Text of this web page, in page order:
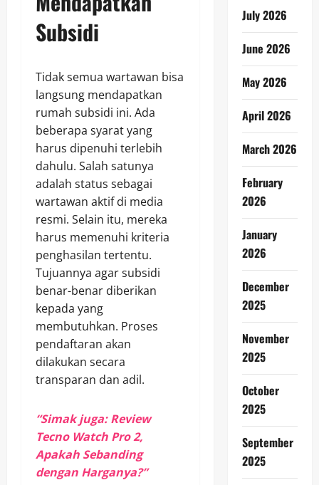
Subsidi
Tidak semua wartawan bisa
langsung mendapatkan
rumah subsidi ini. Ada
beberapa syarat yang
harus dipenuhi terlebih
dahulu. Salah satunya
adalah status sebagai
wartawan aktif di media
resmi. Selain itu, mereka
harus memenuhi kriteria
penghasilan tertentu.
Tujuannya agar subsidi
benar-benar diberikan
kepada yang
membutuhkan. Proses
pendaftaran akan
dilakukan secara
transparan dan adil.
“Simak juga: Review
Tecno Watch Pro 2,
Apakah Sebanding
dengan Harganya?”
July 2026
June 2026
May 2026
April 2026
March 2026
February
2026
January
2026
December
2025
November
2025
October
2025
September
2025